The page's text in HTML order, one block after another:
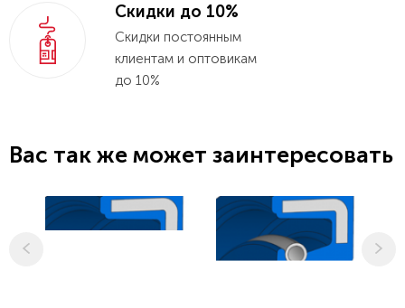
Скидки до 10%
Скидки постоянным
клиентам и оптовикам
до 10%
Вас так же может заинтересовать